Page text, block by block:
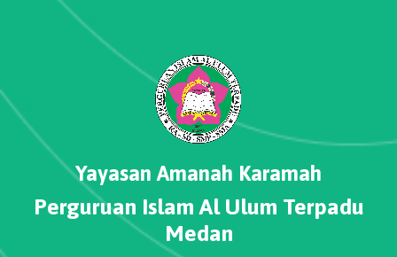
Yayasan Amanah Karamah
Perguruan Islam Al Ulum Terpadu
Medan